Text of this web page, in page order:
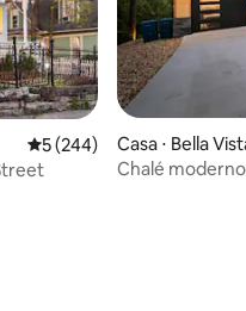
5 de uma avaliação média
5 (244)
Casa ⋅ Bella
Chalé